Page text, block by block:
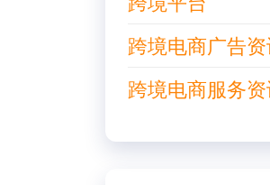
跨境电商广告
跨境电商服务